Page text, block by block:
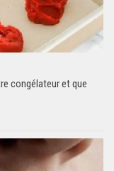
congélateur et que